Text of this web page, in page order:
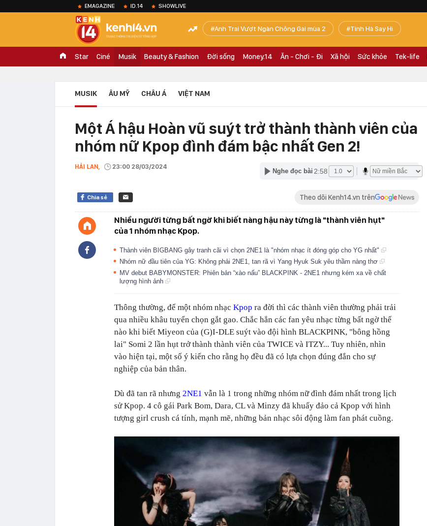
EMAGAZINE ID.14 SHOWLIVE
Anh Trai Vượt Ngàn Chông Gai mùa 2 Tinh Hà Say Hi
Star Ciné Musik Beauty & Fashion Đời sống Money.14 Ăn - Chơi - Đi Xã hội Sức khỏe Tek-life
MUSIK ÂU MỸ CHÂU Á VIỆT NAM
Một Á hậu Hoàn vũ suýt trở thành thành viên của
nhóm nữ Kpop đình đám bậc nhất Gen 2!
HẢI LAN, 23:00 28/03/2024
Nghe đọc bài 2:58
Chia sẻ Theo dõi Kenh14.vn trên
Nhiều người từng bất ngờ khi biết nàng hậu này từng là "thành viên hụt"
của 1 nhóm nhạc Kpop.
Thành viên BIGBANG gây tranh cãi vì chọn 2NE1 là "nhóm nhạc ít đóng góp cho YG nhất"
Nhóm nữ đầu tiên của YG: Không phải 2NE1, tan rã vì Yang Hyuk Suk yêu thầm nàng thơ
MV debut BABYMONSTER: Phiên bản “xào nấu” BLACKPINK - 2NE1 nhưng kém xa về chất
lượng hình ảnh
Thông thường, để một nhóm nhạc Kpop ra đời thì các thành viên thường phải trải
qua nhiều khâu tuyển chọn gắt gao. Chắc hẳn các fan yêu nhạc từng bất ngờ thế
nào khi biết Miyeon của (G)I-DLE suýt vào đội hình BLACKPINK, "bông hồng
lai" Somi 2 lần hụt trở thành thành viên của TWICE và ITZY... Tuy nhiên, nhìn
vào hiện tại, một số ý kiến cho rằng họ đều đã có lựa chọn đúng đắn cho sự
nghiệp của bản thân.
Dù đã tan rã nhưng 2NE1 vẫn là 1 trong những nhóm nữ đình đám nhất trong lịch
sử Kpop. 4 cô gái Park Bom, Dara, CL và Minzy đã khuấy đảo cả Kpop với hình
tượng girl crush cá tính, mạnh mẽ, những bản nhạc sôi động làm fan phát cuồng.